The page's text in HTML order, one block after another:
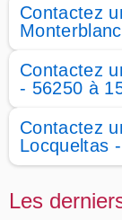
Contactez
Contactez
- 56250 à
Contactez
Locqueltas
Les